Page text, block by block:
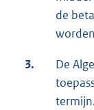
de
3.
De